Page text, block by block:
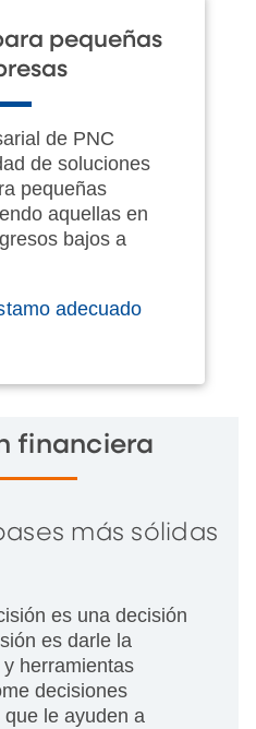
pequeñas
de PNC
de soluciones
pequeñas
aquellas en
bajos a
adecuado
financiera
más sólidas
es una decisión
es darle la
herramientas
decisiones
le ayuden a